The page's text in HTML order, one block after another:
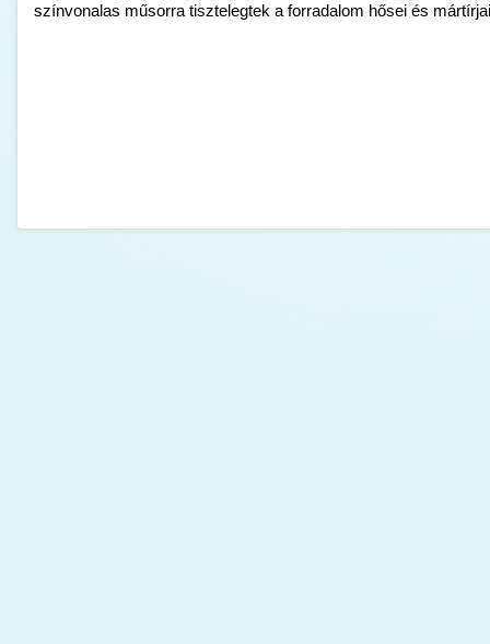
színvonalas műsorra tisztelegtek a forradalom hősei és